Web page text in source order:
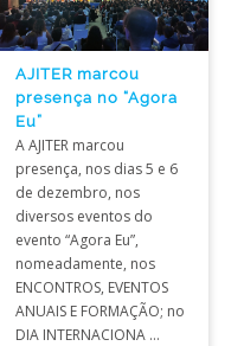
AJITER marcou
presença no “Agora
Eu”
A AJITER marcou
presença, nos dias 5 e 6
de dezembro, nos
diversos eventos do
evento “Agora Eu”,
nomeadamente, nos
ENCONTROS, EVENTOS
ANUAIS E FORMAÇÃO; no
DIA INTERNACIONA ...